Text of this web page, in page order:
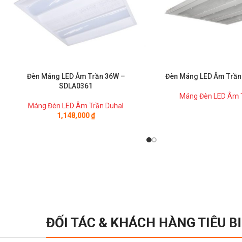
Đèn Máng LED Âm Trần 36W –
SDLA0361
Máng Đèn LED Âm Trần Duhal
1,148,000₫
Đèn Máng LED Âm
Máng Đèn LED Âm
ĐỐI TÁC & KHÁCH HÀNG TIÊU